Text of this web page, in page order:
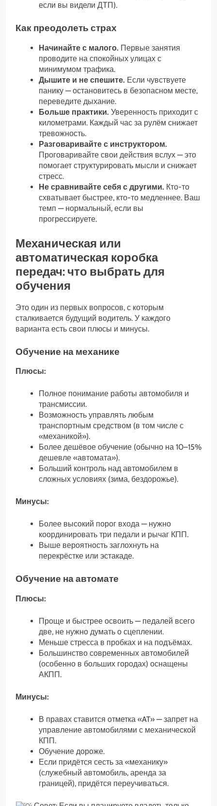
если вы видели ДТП).
Как преодолеть страх
Начинайте с малого. Первые занятия
проводите на спокойных улицах с
минимумом трафика.
Дышите и не спешите. Если чувствуете
панику — остановитесь в безопасном месте,
переведите дыхание.
Больше практики. Уверенность приходит с
километрами. Каждый час за рулём снижает
тревожность.
Разговаривайте с инструктором.
Проговаривайте свои действия вслух — это
помогает структурировать мысли и снижает
стресс.
Не сравнивайте себя с другими. Кто-то
схватывает быстрее, кто-то медленнее. Ваш
темп — нормальный, если вы
прогрессируете.
Механическая или
автоматическая коробка
передач: что выбрать для
обучения
Это один из первых вопросов, с которым
сталкивается будущий водитель. У каждого
варианта есть свои плюсы и минусы.
Обучение на механике
Плюсы:
Полное понимание работы автомобиля и
трансмиссии.
Возможность управлять любым
транспортным средством (в том числе с
«механикой»).
Более дешёвое обучение (обычно на 10–15%
дешевле «автомата»).
Больший контроль над автомобилем в
сложных условиях (зима, бездорожье).
Минусы:
Более высокий порог входа — нужно
координировать три педали и рычаг КПП.
Выше вероятность заглохнуть на
перекрёстке или эстакаде.
Обучение на автомате
Плюсы:
Проще и быстрее освоить — педалей всего
две, не нужно думать о сцеплении.
Меньше стресса в пробках и на подъёмах.
Большинство современных автомобилей
(особенно в больших городах) оснащены
АКПП.
Минусы:
В правах ставится отметка «AT» — запрет на
управление автомобилями с механической
КПП.
Обучение дороже.
Если придётся сесть за «механику»
(служебный автомобиль, аренда за
границей), придётся переучиваться.